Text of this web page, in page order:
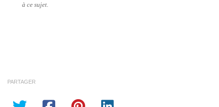
à ce sujet.
PARTAGER